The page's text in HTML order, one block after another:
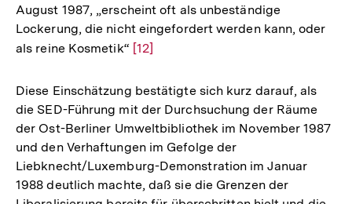
August 1987, „erscheint oft als unbeständige
Lockerung, die nicht eingefordert werden kann, oder
als reine Kosmetik“ Zur
der
Fußnote
[12]
Diese Einschätzung bestätigte sich kurz darauf, als
die SED-Führung mit der Durchsuchung der Räume
der Ost-Berliner Umweltbibliothek im November 1987
und den Verhaftungen im Gefolge der
Liebknecht/Luxemburg-Demonstration im Januar
1988 deutlich machte, daß sie die Grenzen der